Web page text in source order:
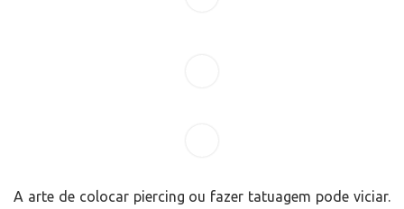
A arte de colocar piercing ou fazer tatuagem pode viciar.